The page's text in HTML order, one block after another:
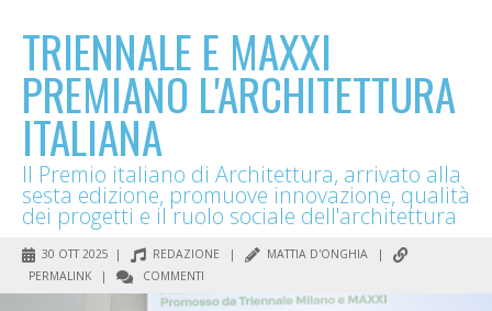
TRIENNALE E MAXXI
PREMIANO L'ARCHITETTURA
ITALIANA
Il Premio italiano di Architettura, arrivato alla
sesta edizione, promuove innovazione, qualità
dei progetti e il ruolo sociale dell'architettura
30 OTT 2025 | REDAZIONE | MATTIA D'ONGHIA
|
PERMALINK
| COMMENTI